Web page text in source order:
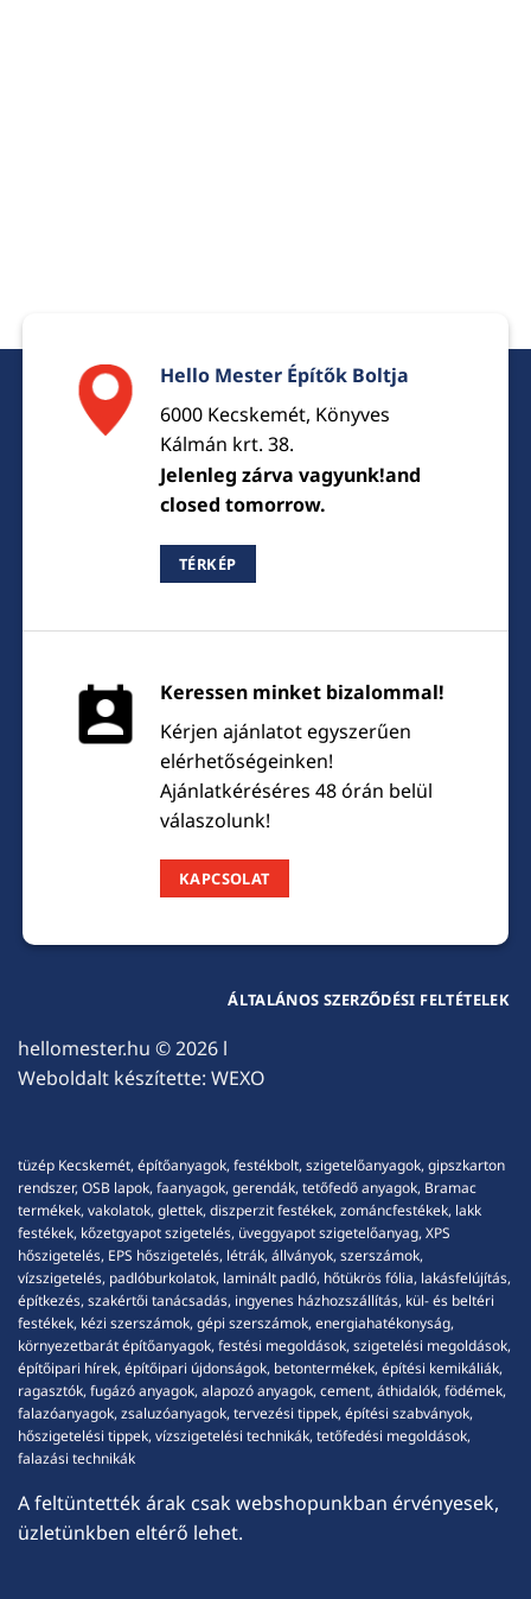
Hello Mester Építők Boltja
6000 Kecskemét, Könyves
Kálmán krt. 38.
Jelenleg zárva vagyunk!and
closed tomorrow.
TÉRKÉP
Keressen minket bizalommal!
Kérjen ajánlatot egyszerűen
elérhetőségeinken!
Ajánlatkéréséres 48 órán belül
válaszolunk!
KAPCSOLAT
hellomester.hu © 2026 l
Weboldalt készítette: WEXO
ÁLTALÁNOS SZERZŐDÉSI FELTÉTELEK
tüzép Kecskemét, építőanyagok, festékbolt, szigetelőanyagok, gipszkarton
rendszer, OSB lapok, faanyagok, gerendák, tetőfedő anyagok, Bramac
termékek, vakolatok, glettek, diszperzit festékek, zománcfestékek, lakk
festékek, kőzetgyapot szigetelés, üveggyapot szigetelőanyag, XPS
hőszigetelés, EPS hőszigetelés, létrák, állványok, szerszámok,
vízszigetelés, padlóburkolatok, laminált padló, hőtükrös fólia, lakásfelújítás,
építkezés, szakértői tanácsadás, ingyenes házhozszállítás, kül- és beltéri
festékek, kézi szerszámok, gépi szerszámok, energiahatékonyság,
környezetbarát építőanyagok, festési megoldások, szigetelési megoldások,
építőipari hírek, építőipari újdonságok, betontermékek, építési kemikáliák,
ragasztók, fugázó anyagok, alapozó anyagok, cement, áthidalók, födémek,
falazóanyagok, zsaluzóanyagok, tervezési tippek, építési szabványok,
hőszigetelési tippek, vízszigetelési technikák, tetőfedési megoldások,
falazási technikák
A feltüntették árak csak webshopunkban érvényesek,
üzletünkben eltérő lehet.